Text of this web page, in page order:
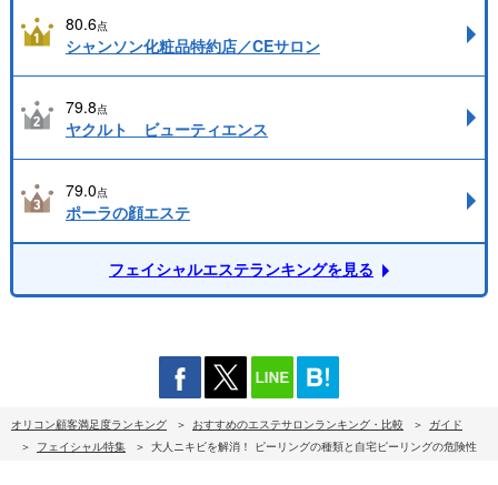
80.6点
シャンソン化粧品特約店／CEサロン
79.8点
ヤクルト ビューティエンス
79.0点
ポーラの顔エステ
フェイシャルエステランキングを見る
オリコン顧客満足度ランキング おすすめのエステサロンランキング・比較
ガイド
フェイシャル特集
大人ニキビを解消！ ピーリングの種類と自宅ピーリングの危険性